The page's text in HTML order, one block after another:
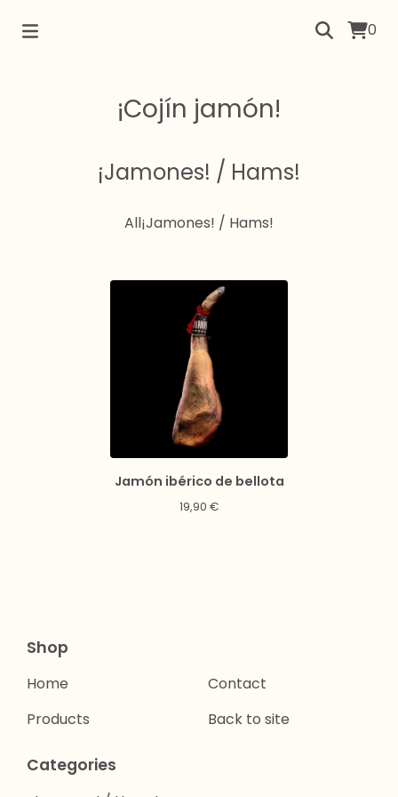
0
¡Cojín jamón!
¡Jamones! / Hams!
All¡Jamones! / Hams!
Jamón ibérico de bellota
19,90 €
Shop
Home
Products
Contact
Back to site
Categories